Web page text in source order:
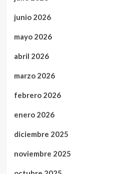
junio 2026
mayo 2026
abril 2026
marzo 2026
febrero 2026
enero 2026
diciembre 2025
noviembre 2025